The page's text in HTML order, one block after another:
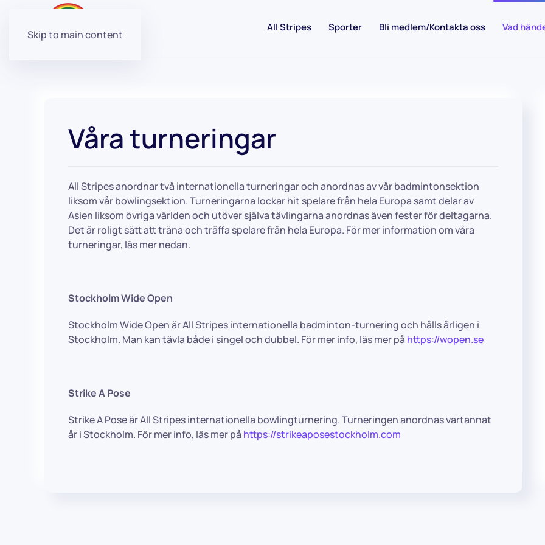
Skip to main content
All Stripes Sporter Bli medlem/Kontakta oss Vad
Våra turneringar
All Stripes anordnar två internationella turneringar och anordnas av vår badmintonsektion
liksom vår bowlingsektion. Turneringarna lockar hit spelare från hela Europa samt delar av
Asien liksom övriga världen och utöver själva tävlingarna anordnas även fester för deltagarna.
Det är roligt sätt att träna och träffa spelare från hela Europa. För mer information om våra
turneringar, läs mer nedan.
Stockholm Wide Open
Stockholm Wide Open är All Stripes internationella badminton-turnering och hålls årligen i
Stockholm. Man kan tävla både i singel och dubbel. För mer info, läs mer på https://wopen.se
Strike A Pose
Strike A Pose är All Stripes internationella bowlingturnering. Turneringen anordnas vartannat
år i Stockholm. För mer info, läs mer på https://strikeaposestockholm.com